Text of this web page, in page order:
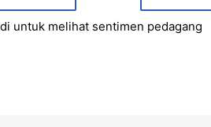
untuk melihat sentimen pedagang